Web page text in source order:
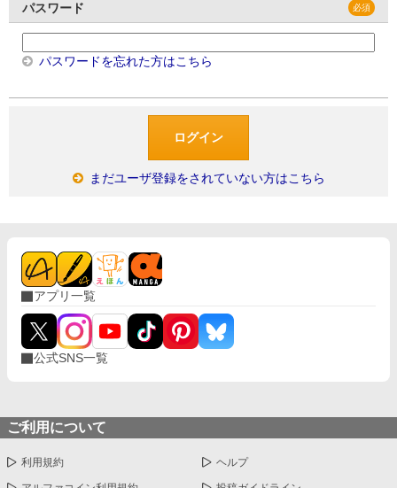
パスワード
パスワードを忘れた方はこちら
まだユーザ登録をされていない方はこちら
アプリ一覧
公式SNS一覧
ご利用について
利用規約 ヘルプ